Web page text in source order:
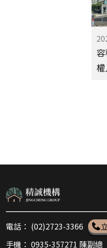
電話： (02)2723-3366
手機： 0935-357271 陳副總